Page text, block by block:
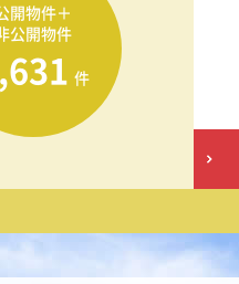
開物件＋
公開物件
件